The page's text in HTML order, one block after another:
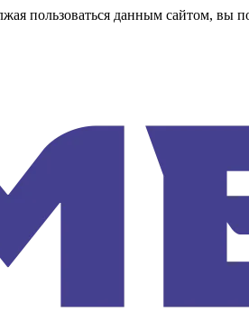
пользоваться данным сайтом, вы